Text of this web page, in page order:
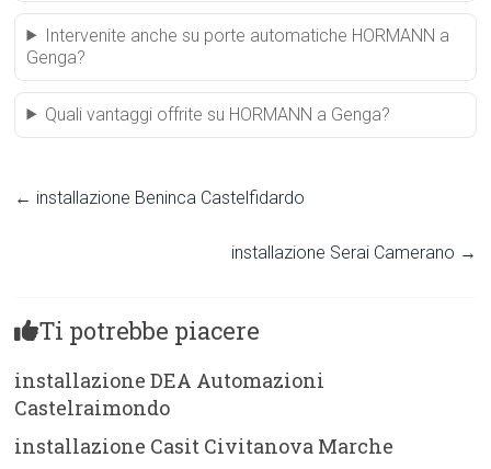
Intervenite anche su porte automatiche HORMANN a
Genga?
Quali vantaggi offrite su HORMANN a Genga?
← installazione Beninca Castelfidardo
installazione Serai Camerano →
Ti potrebbe piacere
installazione DEA Automazioni
Castelraimondo
installazione Casit Civitanova Marche